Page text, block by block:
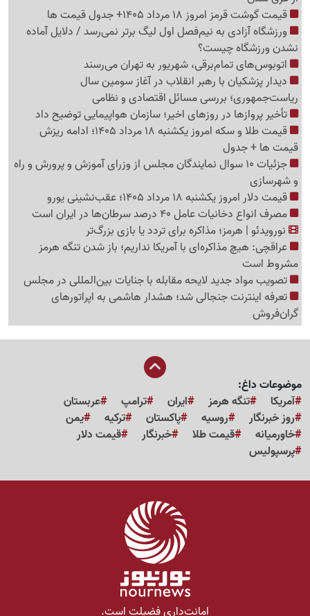
قیمت گوشت قرمز امروز 18 مرداد 1405+ جدول قیمت ها
ورزشگاه آزادی به نیم‌فصل اول لیگ برتر نمی‌رسد / دلایل آماده
نشدن ورزشگاه چیست؟
اتوبوس‌های تمام‌برقی، شهریور به تهران می‌رسند
دیدار پزشکیان با رهبر انقلاب در آغاز سومین سال
ریاست‌جمهوری؛ بررسی مسائل اقتصادی و نظامی
تأخیر پروازها در روزهای اخیر؛ سازمان هواپیمایی توضیح داد
قیمت طلا و سکه امروز یکشنبه 18 مرداد 1405؛ ادامه ریزش
قیمت ها + جدول
جزئیات 10 سوال نمایندگان مجلس از وزرای آموزش و پرورش و راه
و شهرسازی
قیمت دلار امروز یکشنبه 18 مرداد 1405؛ عقب‌نشینی یورو
مصرف انواع دخانیات عامل 40 درصد سرطان‌ها در ایران است
نورویدئو | هرمز؛ مذاکره برای تردد یا بازی بزرگ‌تر
عراقچی: هیچ مذاکره‌ای با آمریکا نداریم؛ باز شدن تنگه هرمز
مشروط است
تصویب مواد جدید لایحه مقابله با جنایات بین‌المللی در مجلس
تعرفه اینترنت جنجالی شد؛ هشدار هاشمی به اپراتورهای
گرا‌ن‌فروش
موضوعات داغ:
آمریکا
تنگه هرمز ایران ترامپ
عربستان
روز خبرنگار
روسیه پاکستان ترکیه
یمن
خاورمیانه
قیمت طلا خبرنگار
قیمت دلار
پرسپولیس
امانت‌داری فضیلت است.